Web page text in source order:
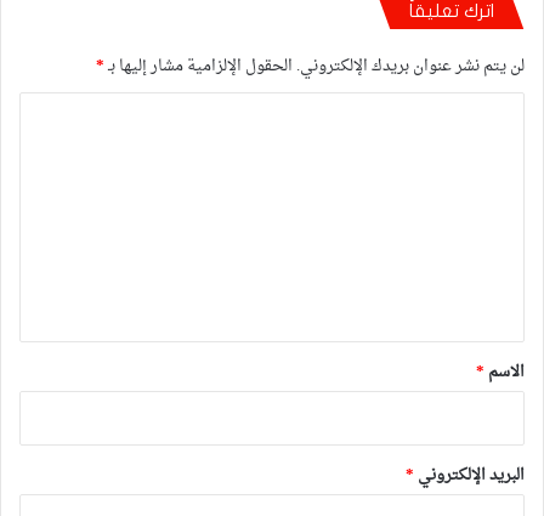
اترك تعليقاً
لن يتم نشر عنوان بريدك الإلكتروني. الحقول الإلزامية مشار إليها بـ*
*
الاسم *
البريد الإلكتروني *